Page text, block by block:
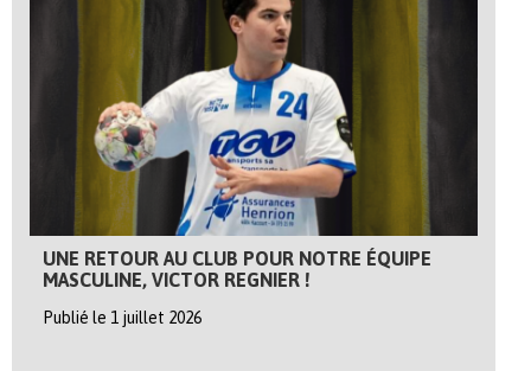
UNE RETOUR AU CLUB POUR NOTRE ÉQUIPE
MASCULINE, VICTOR REGNIER !
Publié le 1 juillet 2026